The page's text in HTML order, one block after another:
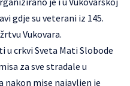
gdje su veterani iz 145.
Vukovara.
u crkvi Sveta Mati Slobode
za sve stradale u
nakon mise najavljen je